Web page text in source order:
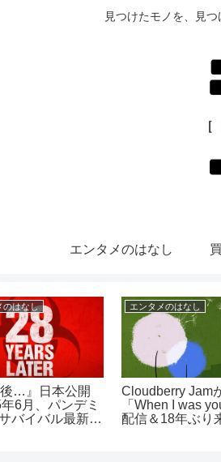
見つけたモノを、見
エンタメのはなし
のはなし
後…』日本公開
6月、パンデミ
バイバル最新章
エンタメのはなし
Cloudberry Jam
「When I was
配信＆18年ぶり